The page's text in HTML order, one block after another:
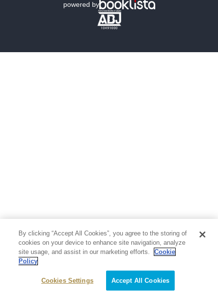
文学
芸術・アート 映画・音楽・演劇
写真集 教養
医学・福祉
powered by
By clicking “Accept All Cookies”, you agree to the storing of
cookies on your device to enhance site navigation, analyze
site usage, and assist in our marketing efforts.
Cookie
Policy
Cookies Settings Accept All Cookies